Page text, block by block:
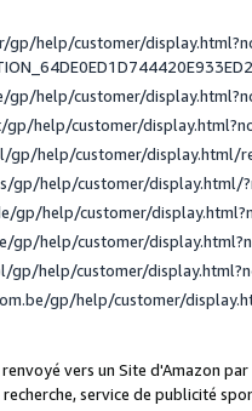
gp/help/customer/
help/customer/
help/customer/
gp/help/customer/display.html/
gp/help/customer/display.html/
gp/help/customer/
gp/help/customer/
gp/help/customer/
gp/help/customer/
vers un Site d'Amazon
service de publicité